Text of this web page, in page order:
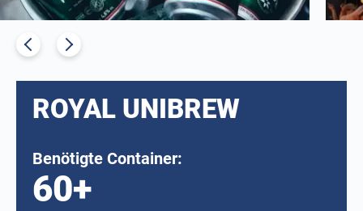
ROYAL UNIBREW
Benötigte Container:
60+